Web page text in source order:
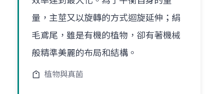
量，主莖又以旋轉的方式迴旋延伸；絹
毛鳶尾，雖是有機的植物，卻有著機械
般精準美麗的布局和結構。
植物與真菌